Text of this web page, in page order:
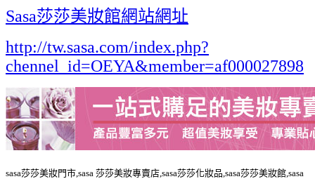
Sasa莎莎美妝館網站網址
http://tw.sasa.com/index.php?
chennel_id=OEYA&member=af000027898
sasa莎莎美妝門市,sasa 莎莎美妝專賣店,sasa莎莎化妝品,sasa莎莎美妝館,sasa